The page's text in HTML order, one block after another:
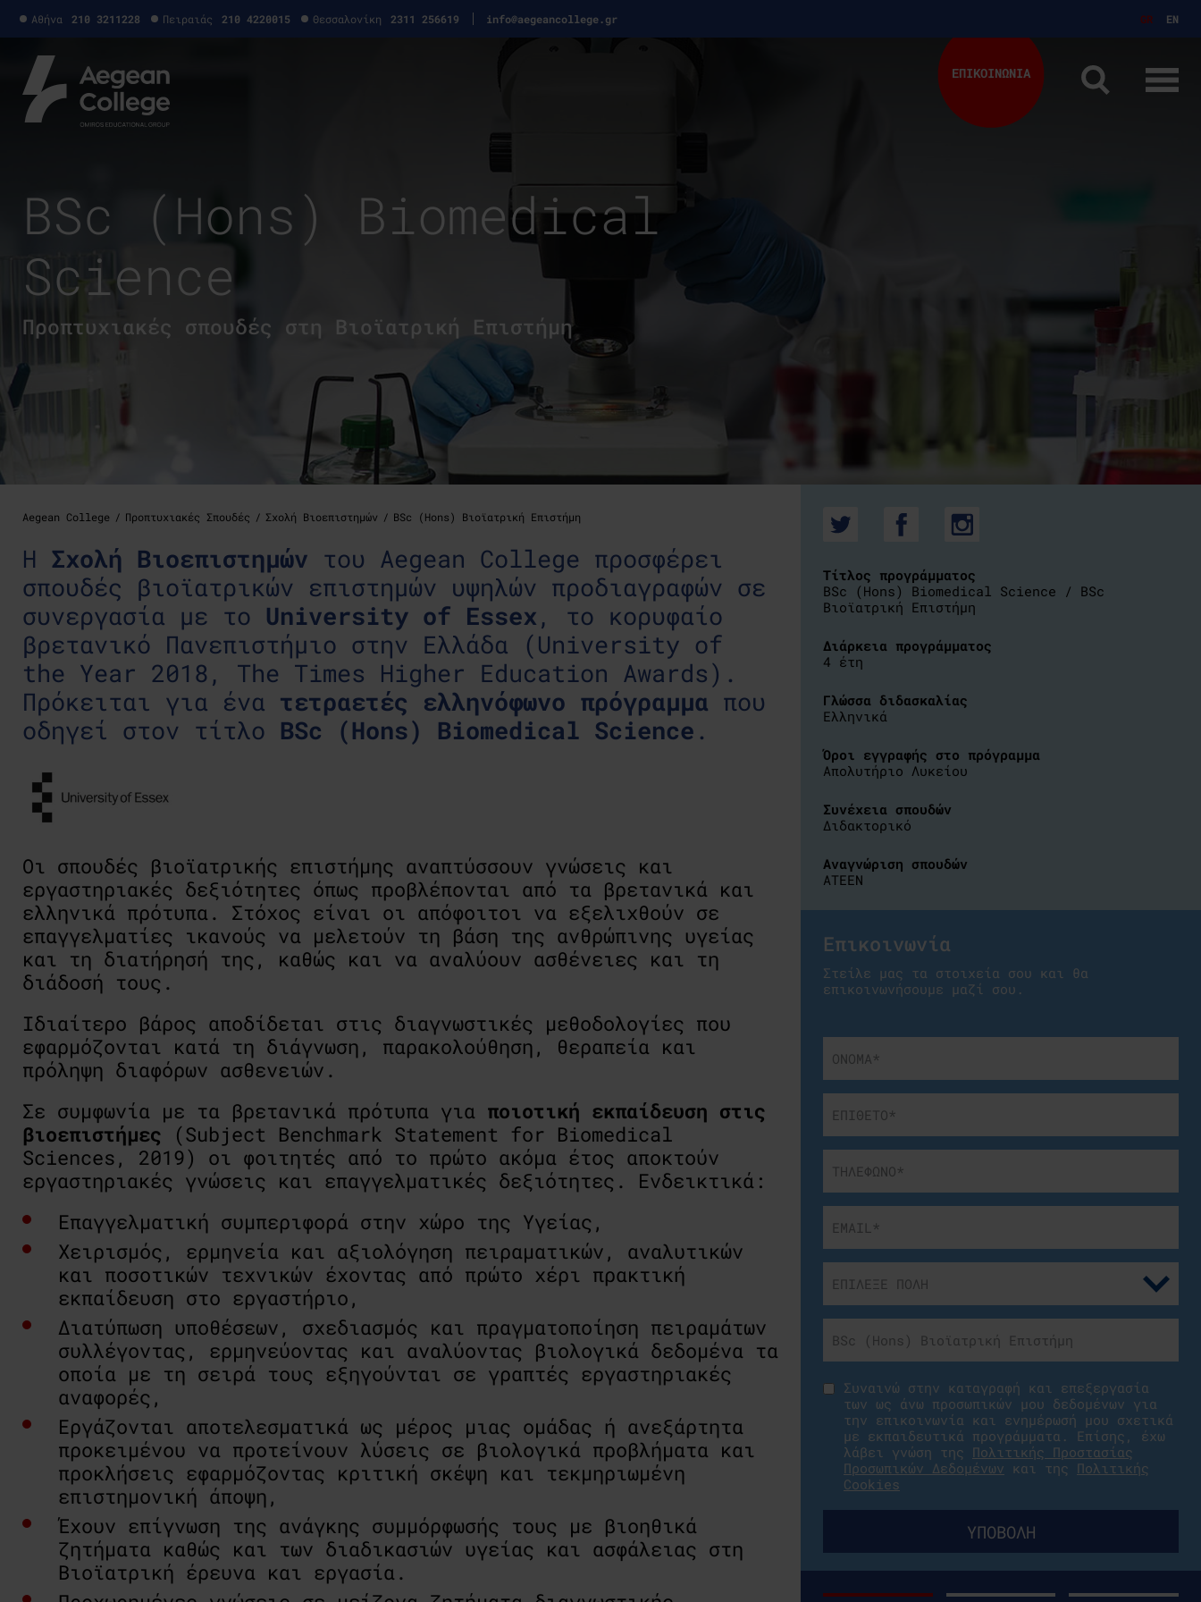
Αθήνα 210 3211228 Πειραιάς 210 4220015 Θεσσαλονίκη 2311 256619 info@aegeancollege.gr GR EN
ΕΠΙΚΟΙΝΩΝΙΑ
BSc (Hons) Biomedical
Science
Προπτυχιακές σπουδές στη Βιοϊατρική Επιστήμη
Aegean College Προπτυχιακές Σπουδές Σχολή Βιοεπιστημών BSc (Hons) Βιοϊατρική Επιστήμη
Η Σχολή Βιοεπιστημών του Aegean College προσφέρει
σπουδές βιοϊατρικών επιστημών υψηλών προδιαγραφών σε
συνεργασία με το University of Essex , το κορυφαίο
βρετανικό Πανεπιστήμιο στην Ελλάδα (University of
the Year 2018, The Times Higher Education Awards).
Πρόκειται για ένα τετραετές ελληνόφωνο πρόγραμμα που
οδηγεί στον τίτλο BSc (Hons) Biomedical Science .
Οι σπουδές βιοϊατρικής επιστήμης αναπτύσσουν γνώσεις και
εργαστηριακές δεξιότητες όπως προβλέπονται από τα βρετανικά και
ελληνικά πρότυπα. Στόχος είναι οι απόφοιτοι να εξελιχθούν σε
επαγγελματίες ικανούς να μελετούν τη βάση της ανθρώπινης υγείας
και τη διατήρησή της, καθώς και να αναλύουν ασθένειες και τη
διάδοσή τους.
Ιδιαίτερο βάρος αποδίδεται στις διαγνωστικές μεθοδολογίες που
εφαρμόζονται κατά τη διάγνωση, παρακολούθηση, θεραπεία και
πρόληψη διαφόρων ασθενειών.
Σε συμφωνία με τα βρετανικά πρότυπα για ποιοτική εκπαίδευση στις
βιοεπιστήμες (Subject Benchmark Statement for Biomedical
Sciences, 2019) οι φοιτητές από το πρώτο ακόμα έτος αποκτούν
εργαστηριακές γνώσεις και επαγγελματικές δεξιότητες. Ενδεικτικά:
Επαγγελματική συμπεριφορά στην χώρο της Υγείας,
Χειρισμός, ερμηνεία και αξιολόγηση πειραματικών, αναλυτικών
και ποσοτικών τεχνικών έχοντας από πρώτο χέρι πρακτική
εκπαίδευση στο εργαστήριο,
Διατύπωση υποθέσεων, σχεδιασμός και πραγματοποίηση πειραμάτων
συλλέγοντας, ερμηνεύοντας και αναλύοντας βιολογικά δεδομένα τα
οποία με τη σειρά τους εξηγούνται σε γραπτές εργαστηριακές
αναφορές,
Εργάζονται αποτελεσματικά ως μέρος μιας ομάδας ή ανεξάρτητα
προκειμένου να προτείνουν λύσεις σε βιολογικά προβλήματα και
προκλήσεις εφαρμόζοντας κριτική σκέψη και τεκμηριωμένη
επιστημονική άποψη,
Έχουν επίγνωση της ανάγκης συμμόρφωσής τους με βιοηθικά
ζητήματα καθώς και των διαδικασιών υγείας και ασφάλειας στη
Βιοϊατρική έρευνα και εργασία.
Τίτλος προγράμματος
BSc (Hons) Biomedical Science / BSc
Βιοϊατρική Επιστήμη
Διάρκεια προγράμματος
4 έτη
Γλώσσα διδασκαλίας
Ελληνικά
Όροι εγγραφής στο πρόγραμμα
Απολυτήριο Λυκείου
Συνέχεια σπουδών
Διδακτορικό
Αναγνώριση σπουδών
ΑΤΕΕΝ
Επικοινωνία
Στείλε μας τα στοιχεία σου και θα
επικοινωνήσουμε μαζί σου.
Συναινώ στην καταγραφή και επεξεργασία
των ως άνω προσωπικών μου δεδομένων για
την επικοινωνία και ενημέρωσή μου σχετικά
με εκπαιδευτικά προγράμματα. Επίσης, έχω
λάβει γνώση της Πολιτικής Προστασίας
Προσωπικών Δεδομένων και της Πολιτικής
Cookies